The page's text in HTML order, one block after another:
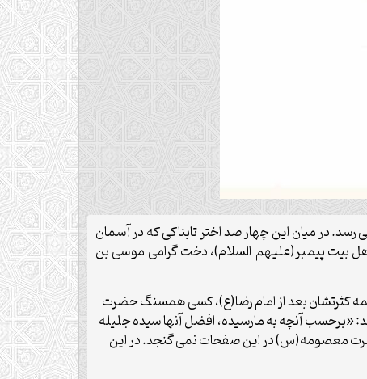
در میان این چهار صد اختر تابناکی که در آسمان
اهل بیت پیمبر(علیهم السلام)، دخت گرامی موسی بن
کثرتشان بعد از امام رضا(ع)، کسی همسنگ حضرت
آنچه به مارسیده، افضل آنها سیده جلیله
معصومه(س) در این صفحات نمی گنجد. در این